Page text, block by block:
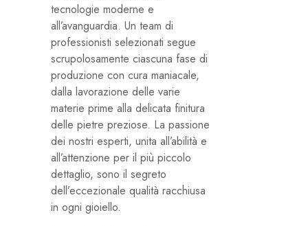
tecnologie moderne e
all’avanguardia. Un team di
professionisti selezionati segue
scrupolosamente ciascuna fase di
produzione con cura maniacale,
dalla lavorazione delle varie
materie prime alla delicata finitura
delle pietre preziose. La passione
dei nostri esperti, unita all’abilità e
all’attenzione per il più piccolo
dettaglio, sono il segreto
dell’eccezionale qualità racchiusa
in ogni gioiello.